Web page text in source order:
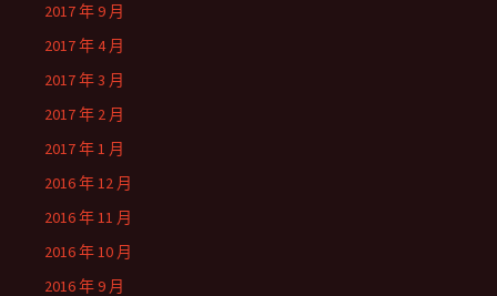
2017 年 9 月
2017 年 4 月
2017 年 3 月
2017 年 2 月
2017 年 1 月
2016 年 12 月
2016 年 11 月
2016 年 10 月
2016 年 9 月